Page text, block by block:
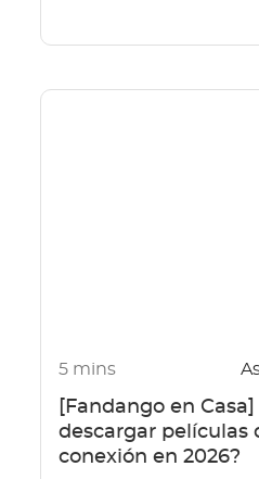
5 mins
[Fandango en
descargar películas
conexión en 2026?